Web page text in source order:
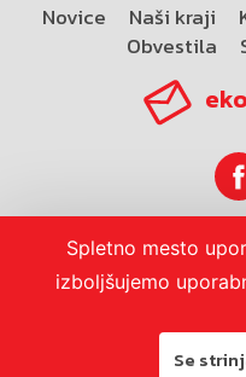
Novice Naši kraji
Obvestila
Spletno mesto
izboljšujemo
Se